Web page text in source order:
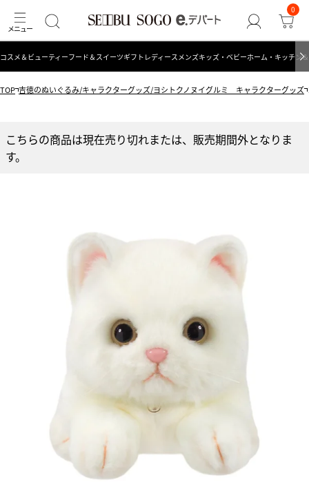
0
コスメ＆ビューティーフード＆スイーツギフト レディース メンズキッズ・ベビーホーム・キッチン
TOP 吉徳のぬいぐるみ/キャラクターグッズ/ヨシトクノヌイグルミ キャラクターグッズ
こちらの商品は現在売り切れまたは、販売期間外となりま
す。